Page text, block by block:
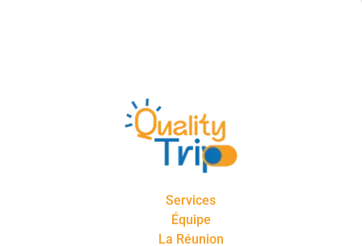
Services
Équipe
La Réunion